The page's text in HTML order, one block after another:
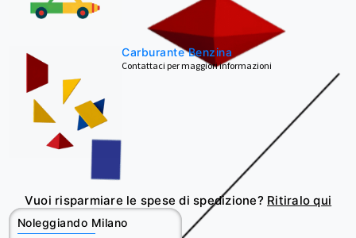
Carburante Benzina
Contattaci per maggiori informazioni
Vuoi risparmiare le spese di spedizione? Ritiralo qui
Noleggiando Milano